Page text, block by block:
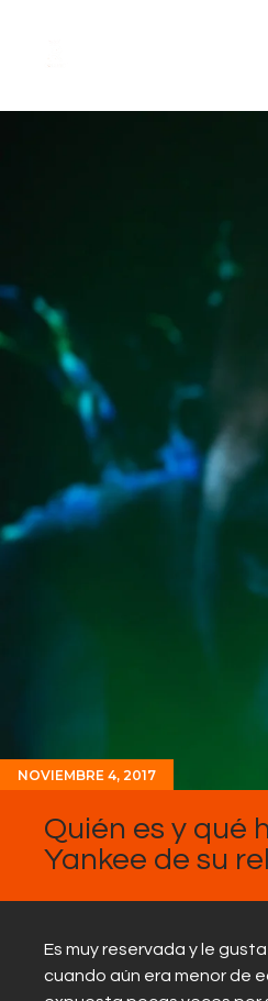
NOVIEMBRE 4, 2017
Quién es y qué
Yankee de su
Es muy reservada y le
cuando aún era menor de